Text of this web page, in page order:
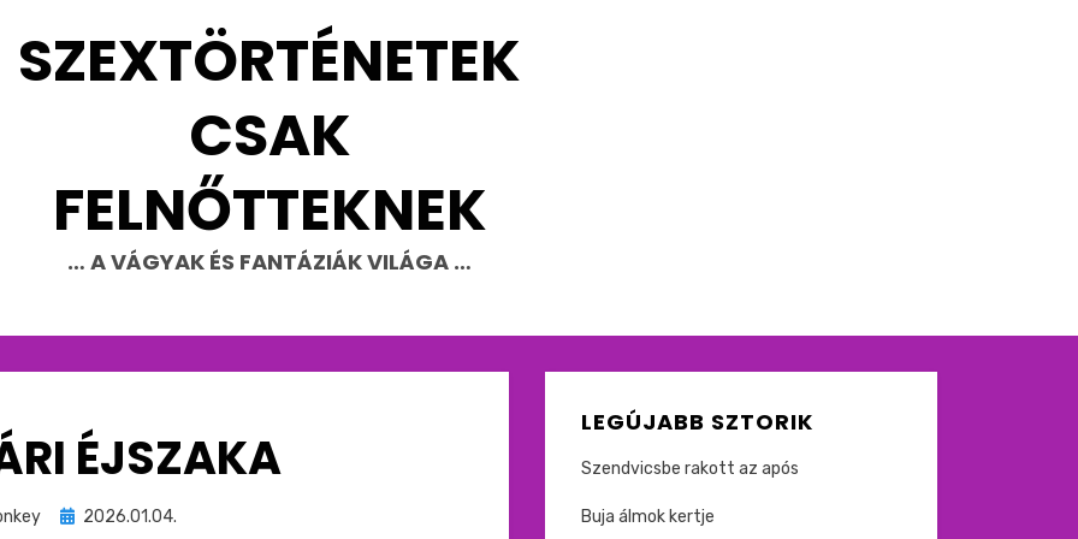
SZEXTÖRTÉNETEK
CSAK
FELNŐTTEKNEK
… A VÁGYAK ÉS FANTÁZIÁK VILÁGA …
ÉJSZAKA
Beküldve
2026.01.04.
LEGÚJABB SZTORIK
Szendvicsbe rakott az após
Buja álmok kertje